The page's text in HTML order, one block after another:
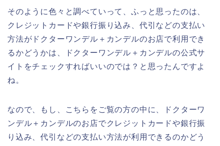
そのように色々と調べていって、ふっと思ったのは、
クレジットカードや銀行振り込み、代引などの支払い
方法がドクターワンデル＋カンデルのお店で利用でき
るかどうかは、ドクターワンデル＋カンデルの公式サ
イトをチェックすればいいのでは？と思ったんですよ
ね。
なので、もし、こちらをご覧の方の中に、ドクターワ
ンデル＋カンデルのお店でクレジットカードや銀行振
り込み、代引などの支払い方法が利用できるのかどう